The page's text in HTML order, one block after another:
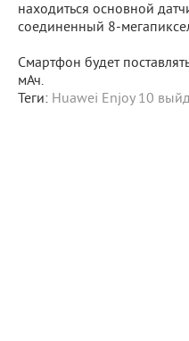
находиться основной
соединенный 8-
Смартфон будет
мАч.
Теги: Huawei Enjoy 10